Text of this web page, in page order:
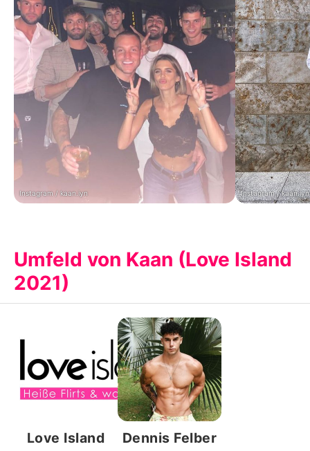
Instagram / kaan.iyn Instagram / kaan.iyn
Umfeld von Kaan (Love Island
2021)
Love Island Dennis Felber